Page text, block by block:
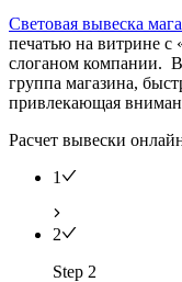
Световая вывеска
печатью на витрине
слоганом компании. В
группа магазина,
привлекающая
Расчет вывески
1
2
Step 2